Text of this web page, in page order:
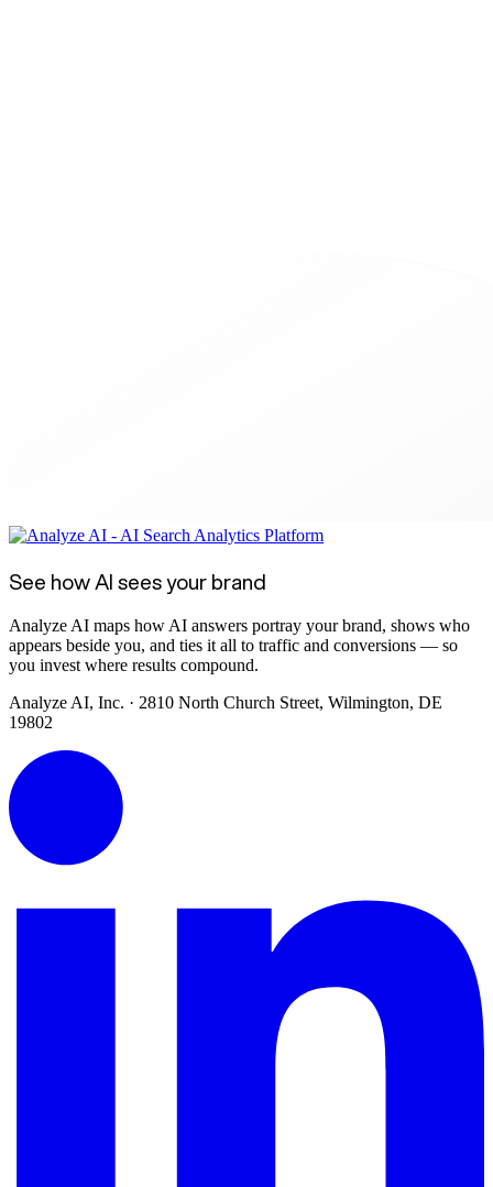
See how AI sees your brand
Analyze AI maps how AI answers portray your brand, shows who
appears beside you, and ties it all to traffic and conversions — so
you invest where results compound.
Analyze AI, Inc. · 2810 North Church Street, Wilmington, DE
19802